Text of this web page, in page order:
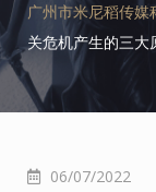
广州市米尼稻传媒
关危机产生的三大
06/07/2022